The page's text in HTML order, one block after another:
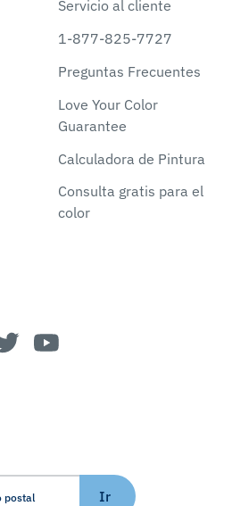
Servicio al cliente
1-877-825-7727
Preguntas Frecuentes
Love Your Color
Guarantee
Calculadora de Pintura
Consulta gratis para el
color
Ir